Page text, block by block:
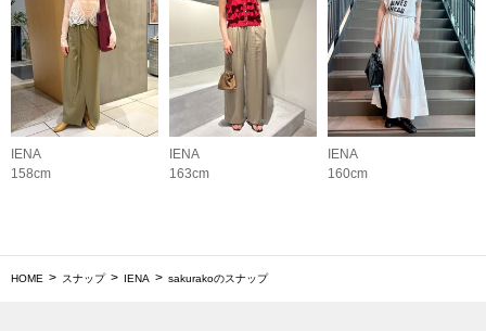
IENA
158cm
IENA
163cm
IENA
160cm
HOME スナップ IENA sakurakoのスナップ